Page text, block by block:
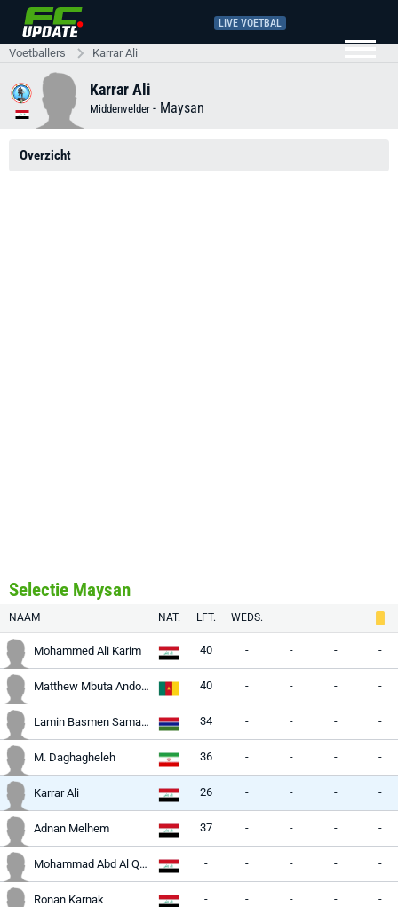
LIVE VOETBAL
Voetballers Karrar Ali
Karrar Ali
Middenvelder - Maysan
Overzicht
Selectie Maysan
NAAM NAT. LFT. WEDS.
Mohammed Ali Karim 40 - - - -
Matthew Mbuta Andongcho 40 - - - -
Lamin Basmen Samateh 34 - - - -
M. Daghagheleh 36 - - - -
Karrar Ali 26 - - - -
Adnan Melhem 37 - - - -
Mohammad Abd Al Qaderl - - - - -
Ronan Karnak - - - - -